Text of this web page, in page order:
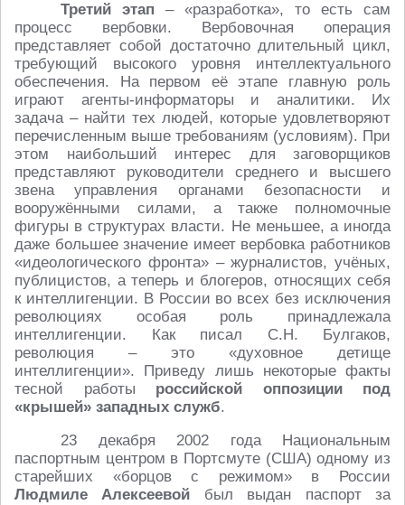
Третий этап – «разработка», то есть сам
процесс вербовки. Вербовочная операция
представляет собой достаточно длительный цикл,
требующий высокого уровня интеллектуального
обеспечения. На первом её этапе главную роль
играют агенты-информаторы и аналитики. Их
задача – найти тех людей, которые удовлетворяют
перечисленным выше требованиям (условиям). При
этом наибольший интерес для заговорщиков
представляют руководители среднего и высшего
звена управления органами безопасности и
вооружёнными силами, а также полномочные
фигуры в структурах власти. Не меньшее, а иногда
даже большее значение имеет вербовка работников
«идеологического фронта» – журналистов, учёных,
публицистов, а теперь и блогеров, относящих себя
к интеллигенции. В России во всех без исключения
революциях особая роль принадлежала
интеллигенции. Как писал С.Н. Булгаков,
революция – это «духовное детище
интеллигенции». Приведу лишь некоторые факты
тесной работы российской оппозиции
под
«крышей» западных служб.
23 декабря 2002 года Национальным
паспортным центром в Портсмуте (США) одному из
старейших «борцов с режимом» в России
Людмиле Алексеевой был выдан паспорт за